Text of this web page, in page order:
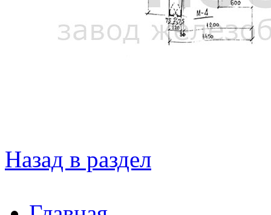
Назад в раздел